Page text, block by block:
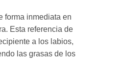
forma inmediata en
Esta referencia de
a los labios,
las grasas de los